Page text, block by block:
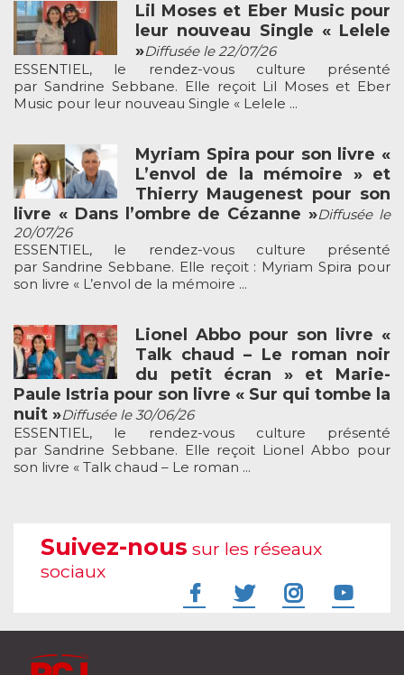
Lil Moses et Eber Music pour
leur nouveau Single « Lelele
»Diffusée le 22/07/26
ESSENTIEL, le rendez-vous culture présenté
par Sandrine Sebbane. Elle reçoit Lil Moses et Eber
Music pour leur nouveau Single « Lelele ...
Myriam Spira pour son livre «
L’envol de la mémoire » et
Thierry Maugenest pour son
livre « Dans l’ombre de Cézanne »Diffusée le
20/07/26
ESSENTIEL, le rendez-vous culture présenté
par Sandrine Sebbane. Elle reçoit : Myriam Spira pour
son livre « L’envol de la mémoire ...
Lionel Abbo pour son livre «
Talk chaud – Le roman noir
du petit écran » et Marie-
Paule Istria pour son livre « Sur qui tombe la
nuit »Diffusée le 30/06/26
ESSENTIEL, le rendez-vous culture présenté
par Sandrine Sebbane. Elle reçoit Lionel Abbo pour
son livre « Talk chaud – Le roman ...
Suivez-nous sur les réseaux
sociaux